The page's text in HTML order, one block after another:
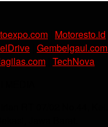
Motoresto.id
Gembelgaul.com
TechNova